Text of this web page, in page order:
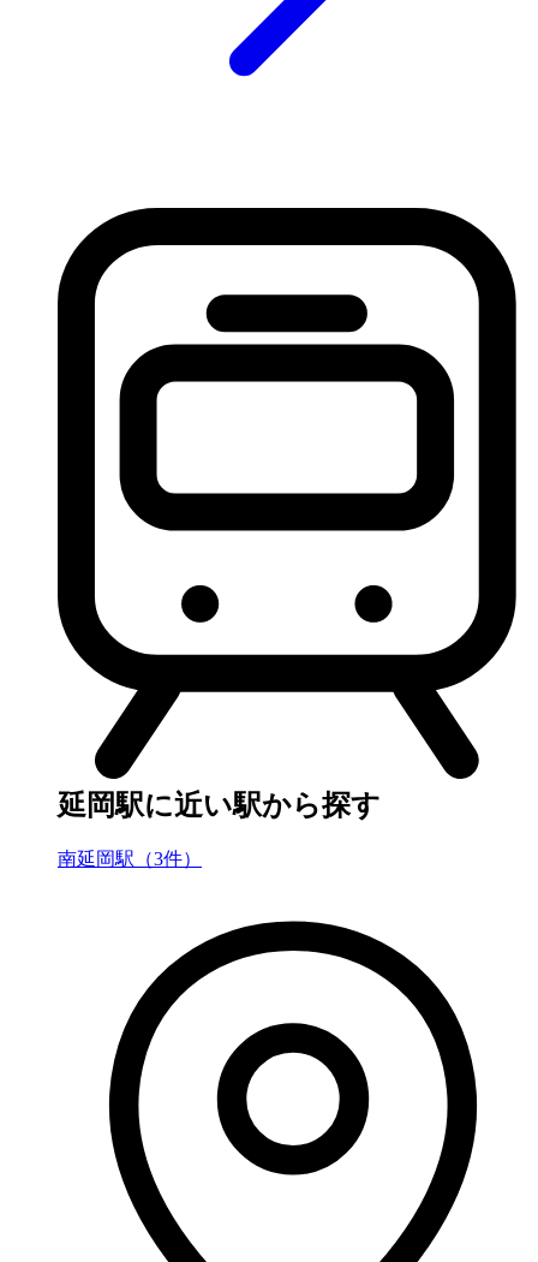
延岡駅に近い駅から探す
南延岡駅（3件）